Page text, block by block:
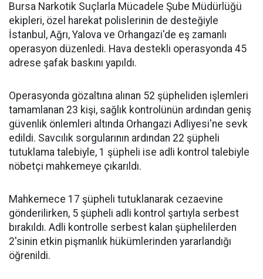
Bursa Narkotik Suçlarla Mücadele Şube Müdürlüğü
ekipleri, özel harekat polislerinin de desteğiyle
İstanbul, Ağrı, Yalova ve Orhangazi'de eş zamanlı
operasyon düzenledi. Hava destekli operasyonda 45
adrese şafak baskını yapıldı.
Operasyonda gözaltına alınan 52 şüpheliden işlemleri
tamamlanan 23 kişi, sağlık kontrolünün ardından geniş
güvenlik önlemleri altında Orhangazi Adliyesi'ne sevk
edildi. Savcılık sorgularının ardından 22 şüpheli
tutuklama talebiyle, 1 şüpheli ise adli kontrol talebiyle
nöbetçi mahkemeye çıkarıldı.
Mahkemece 17 şüpheli tutuklanarak cezaevine
gönderilirken, 5 şüpheli adli kontrol şartıyla serbest
bırakıldı. Adli kontrolle serbest kalan şüphelilerden
2'sinin etkin pişmanlık hükümlerinden yararlandığı
öğrenildi.